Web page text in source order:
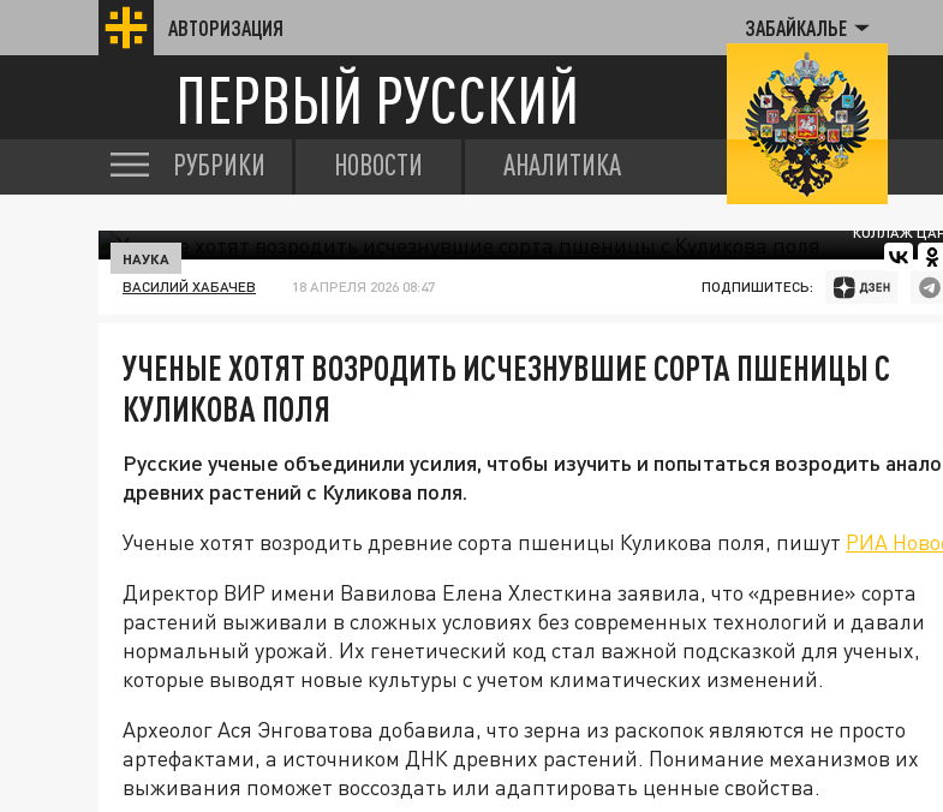
АВТОРИЗАЦИЯ ЗАБАЙКАЛЬЕ
ПЕРВЫЙ РУССКИЙ
РУБРИКИ НОВОСТИ АНАЛИТИКА
КОЛЛАЖ
НАУКА
ВАСИЛИЙ ХАБАЧЕВ 18 АПРЕЛЯ 2026 08:47 ПОДПИШИТЕСЬ:
УЧЕНЫЕ ХОТЯТ ВОЗРОДИТЬ ИСЧЕЗНУВШИЕ СОРТА ПШЕНИЦЫ С
КУЛИКОВА ПОЛЯ
Русские ученые объединили усилия, чтобы изучить и попытаться возродить
древних растений с Куликова поля.
Ученые хотят возродить древние сорта пшеницы Куликова поля, пишут РИА
Директор ВИР имени Вавилова Елена Хлесткина заявила, что «древние» сорта
растений выживали в сложных условиях без современных технологий и давали
нормальный урожай. Их генетический код стал важной подсказкой для ученых,
которые выводят новые культуры с учетом климатических изменений.
Археолог Ася Энговатова добавила, что зерна из раскопок являются не просто
артефактами, а источником ДНК древних растений. Понимание механизмов их
выживания поможет воссоздать или адаптировать ценные свойства.